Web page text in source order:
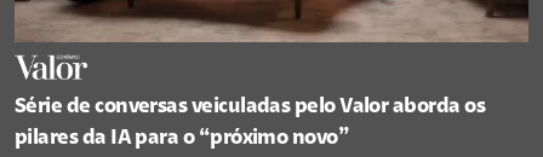
Série de conversas veiculadas pelo Valor aborda os
pilares da IA para o “próximo novo”